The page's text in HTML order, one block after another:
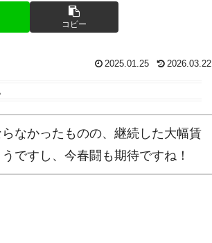
コピー
2025.01.25 2026.03.22
なかったものの、継続した大幅賃
ですし、今春闘も期待ですね！